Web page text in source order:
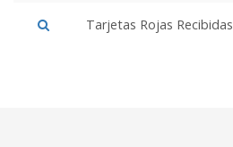
Tarjetas Rojas Recibidas